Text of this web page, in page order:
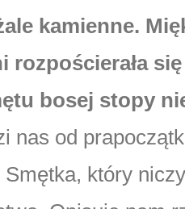
kamienne.
rozpościerała
bosej stopy
nas od
Smętka, który